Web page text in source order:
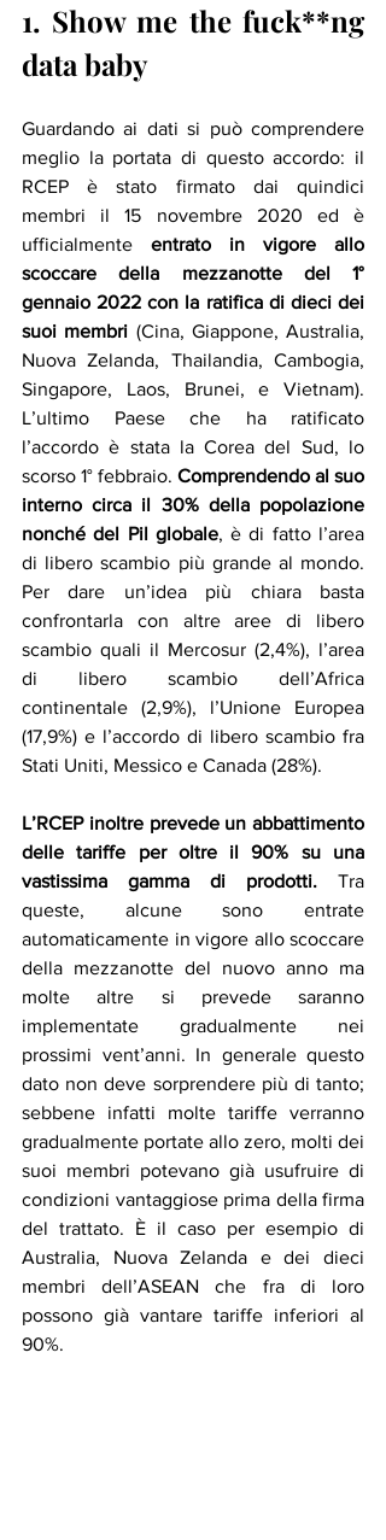
1. Show me the fuck**ng
data baby
Guardando ai dati si può comprendere
meglio la portata di questo accordo: il
RCEP è stato firmato dai quindici
membri il 15 novembre 2020 ed è
ufficialmente entrato in vigore allo
scoccare della mezzanotte del 1°
gennaio 2022 con la ratifica di dieci dei
suoi membri (Cina, Giappone, Australia,
Nuova Zelanda, Thailandia, Cambogia,
Singapore, Laos, Brunei, e Vietnam).
L’ultimo Paese che ha ratificato
l’accordo è stata la Corea del Sud, lo
scorso 1° febbraio. Comprendendo al suo
interno circa il 30% della popolazione
nonché del Pil globale, è di fatto l’area
di libero scambio più grande al mondo.
Per dare un’idea più chiara basta
confrontarla con altre aree di libero
scambio quali il Mercosur (2,4%), l’area
di libero scambio dell’Africa
continentale (2,9%), l’Unione Europea
(17,9%) e l’accordo di libero scambio fra
Stati Uniti, Messico e Canada (28%).
L’RCEP inoltre prevede un abbattimento
delle tariffe per oltre il 90% su una
vastissima gamma di prodotti. Tra
queste, alcune sono entrate
automaticamente in vigore allo scoccare
della mezzanotte del nuovo anno ma
molte altre si prevede saranno
implementate gradualmente nei
prossimi vent’anni. In generale questo
dato non deve sorprendere più di tanto;
sebbene infatti molte tariffe verranno
gradualmente portate allo zero, molti dei
suoi membri potevano già usufruire di
condizioni vantaggiose prima della firma
del trattato. È il caso per esempio di
Australia, Nuova Zelanda e dei dieci
membri dell’ASEAN che fra di loro
possono già vantare tariffe inferiori al
90%.